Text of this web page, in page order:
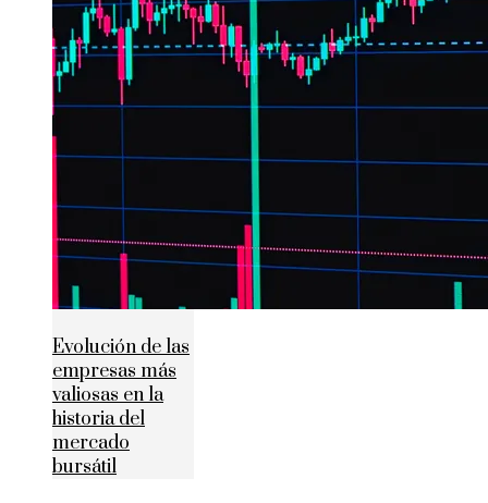
Evolución de las
empresas más
valiosas en la
historia del
mercado
bursátil